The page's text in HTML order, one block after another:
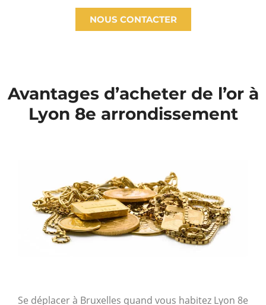
NOUS CONTACTER
Avantages d’acheter de l’or à
Lyon 8e arrondissement
Se déplacer à Bruxelles quand vous habitez Lyon 8e